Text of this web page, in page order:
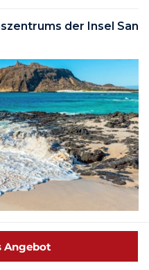
der Insel San
Angebot